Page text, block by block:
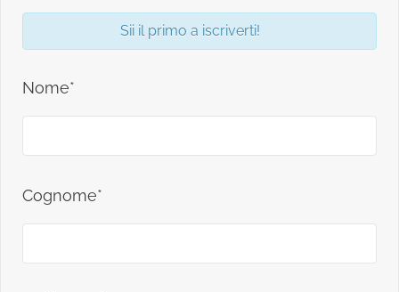
Sii il primo a iscriverti!
Nome*
Cognome*